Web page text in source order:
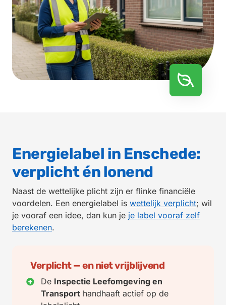
Energielabel in Enschede:
verplicht én lonend
Naast de wettelijke plicht zijn er flinke financiële
voordelen. Een energielabel is wettelijk verplicht; wil
je vooraf een idee, dan kun je je label vooraf zelf
berekenen.
Verplicht — en niet vrijblijvend
De Inspectie Leefomgeving en
Transporthandhaaft actief op de